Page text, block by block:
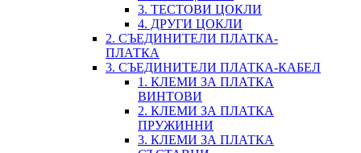
3. ТЕСТОВИ ЦОКЛИ
4. ДРУГИ ЦОКЛИ
2. СЪЕДИНИТЕЛИ ПЛАТКА-
ПЛАТКА
3. СЪЕДИНИТЕЛИ ПЛАТКА-КАБЕЛ
1. КЛЕМИ ЗА ПЛАТКА
ВИНТОВИ
2. КЛЕМИ ЗА ПЛАТКА
ПРУЖИННИ
3. КЛЕМИ ЗА ПЛАТКА